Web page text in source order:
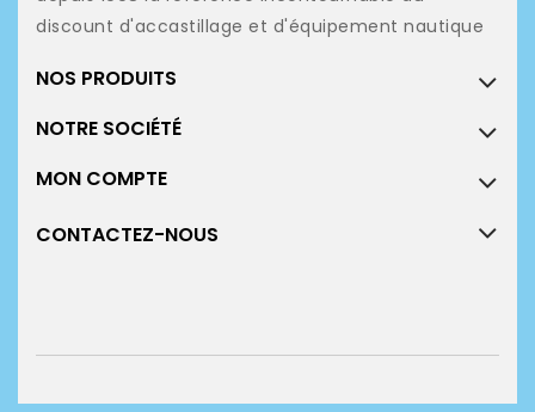
discount d'accastillage et d'équipement nautique
NOS PRODUITS
NOTRE SOCIÉTÉ
MON COMPTE
CONTACTEZ-NOUS